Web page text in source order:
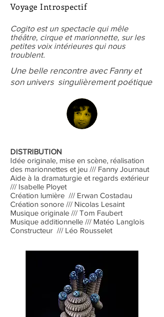
Voyage Introspectif
Cogito est un spectacle qui mêle
théâtre, cirque et marionnette, sur les
petites voix intérieures qui nous
troublent.
Une belle rencontre avec Fanny et
son univers singulièrement poétique
DISTRIBUTION
Idée originale, mise en scène, réalisation
des marionnettes et jeu /// Fanny Journaut
Aide à la dramaturgie et regards extérieur
/// Isabelle Ployet
Création lumière /// Erwan Costadau
Création sonore /// Nicolas Lesaint
Musique originale /// Tom Faubert
Musique additionnelle /// Matéo Langlois
Constructeur /// Léo Rousselet